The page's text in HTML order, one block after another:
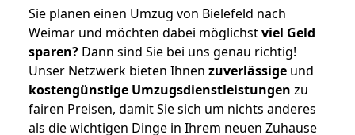
Sie planen einen Umzug von Bielefeld nach
Weimar und möchten dabei möglichstviel Geld
sparen? Dann sind Sie bei uns genau richtig!
Unser Netzwerk bieten Ihnen zuverlässige und
kostengünstige Umzugsdienstleistungen zu
fairen Preisen, damit Sie sich um nichts anderes
als die wichtigen Dinge in Ihrem neuen Zuhause